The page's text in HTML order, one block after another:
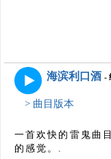
海滨利口酒 -
> 曲目版本
一首欢快的雷鬼曲
的感觉。.